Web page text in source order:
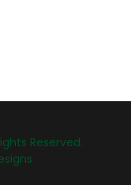
Reserved.